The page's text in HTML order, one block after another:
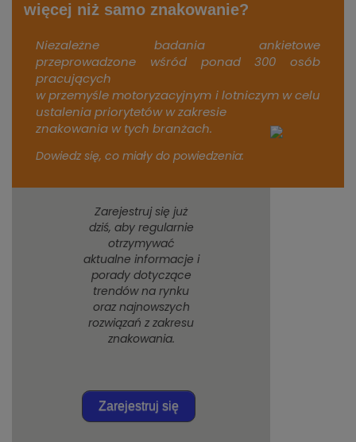
więcej niż samo znakowanie?
Niezależne badania ankietowe
przeprowadzone wśród ponad 300 osób
pracujących
w przemyśle motoryzacyjnym i lotniczym w celu
ustalenia priorytetów w zakresie
znakowania w tych branżach.
Dowiedz się, co miały do powiedzenia:
Zarejestruj się już
dziś, aby regularnie
otrzymywać
aktualne informacje i
porady dotyczące
trendów na rynku
oraz najnowszych
rozwiązań z zakresu
znakowania.
Zarejestruj się